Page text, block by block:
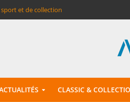
et de collection
CLASSIC &